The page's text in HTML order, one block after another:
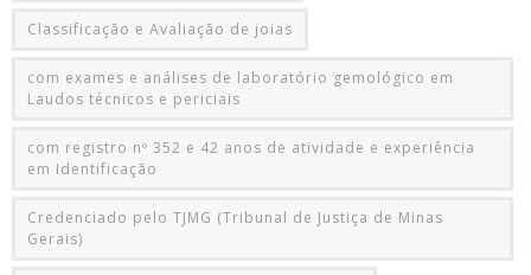
Classificação e Avaliação de joias
com exames e análises de laboratório gemológico em
Laudos técnicos e periciais
com registro nº 352 e 42 anos de atividade e experiência
em Identificação
Credenciado pelo TJMG (Tribunal de Justiça de Minas
Gerais)